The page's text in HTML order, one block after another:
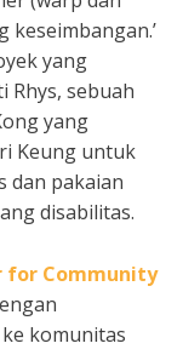
yang
Rhys, sebuah
yang
Keung untuk
dan pakaian
disabilitas.
for Community
komunitas